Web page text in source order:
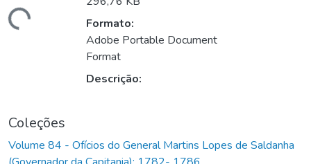
Formato:
Adobe Portable Document
Format
Descrição:
Coleções
Volume 84 - Ofícios do General Martins Lopes de Saldanha